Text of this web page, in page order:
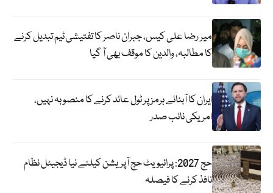
میر رضا علی کیس، جبران ناصر کا تفتیشی ٹیم تبدیل کرنے
کا مطالبہ، والدین کا موقف بھی آ گیا
ایران کا آبنائے ہرمز پر ٹول عائد کرنے کا منصوبہ نہیں،
امریکی نائب صدر
حج 2027: پرائیویٹ حج آپریشن کیلئے نیا ڈیجیٹل نظام
نافذ کرنے کا فیصلہ